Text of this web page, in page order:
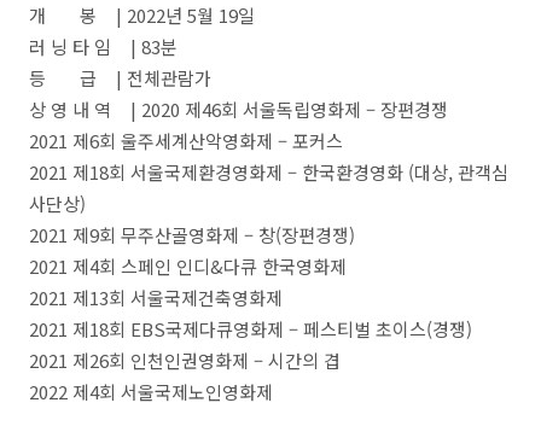
개 봉 | 2022년 5월 19일
러 닝 타 임 | 83분
등 급 | 전체관람가
상 영 내 역 | 2020 제46회 서울독립영화제 – 장편경쟁
2021 제6회 울주세계산악영화제 – 포커스
2021 제18회 서울국제환경영화제 – 한국환경영화 (대상, 관객심
사단상)
2021 제9회 무주산골영화제 – 창(장편경쟁)
2021 제4회 스페인 인디&다큐 한국영화제
2021 제13회 서울국제건축영화제
2021 제18회 EBS국제다큐영화제 – 페스티벌 초이스(경쟁)
2021 제26회 인천인권영화제 – 시간의 겹
2022 제4회 서울국제노인영화제